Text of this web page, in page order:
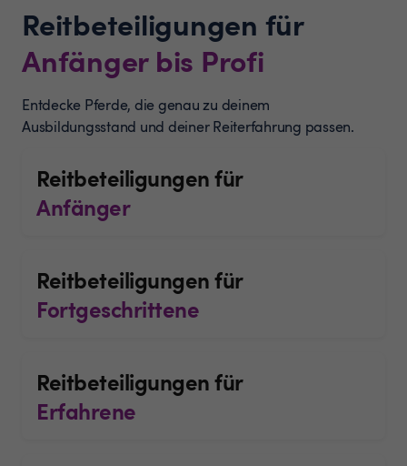
Reitbeteiligungen für
Anfänger bis Profi
Entdecke Pferde, die genau zu deinem
Ausbildungsstand und deiner Reiterfahrung passen.
Reitbeteiligungen für
Anfänger
Reitbeteiligungen für
Fortgeschrittene
Reitbeteiligungen für
Erfahrene